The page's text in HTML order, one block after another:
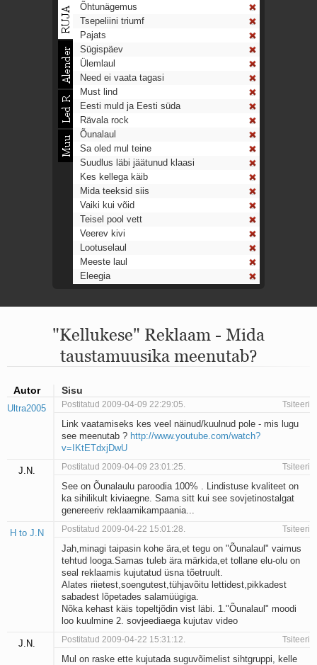
Õhtunägemus
Tsepeliini triumf
Pajats
Sügispäev
Ülemlaul
Need ei vaata tagasi
Must lind
Eesti muld ja Eesti süda
Rävala rock
Õunalaul
Sa oled mul teine
Suudlus läbi jäätunud klaasi
Kes kellega käib
Mida teeksid siis
Vaiki kui võid
Teisel pool vett
Veerev kivi
Lootuselaul
Meeste laul
Eleegia
Ahtumine
Mu isamaa on minu arm
Ma mustas öös näen...
Laul surnud linnust
Oota mind
Ih-ih-hii ja ah-ah-haa
Päikeselapsed
Laul võimalusest
Luigelaul
Ei mullast
Avanemine
Üleminek
Laul teost
Põhi, lõuna, ida, lääs
Elupõline kaja
Omaette
Perekondlik
Kassimäng
Läänemere lained
Valgusemaastikud
Kaks pihtimust
"Kellukese" Reklaam - Mida
taustamuusika meenutab?
Autor Sisu
Ultra2005 Postitatud 2009-04-09 22:29:05. Tsiteeri
Link vaatamiseks kes veel näinud/kuulnud pole - mis lugu
see meenutab ? http://www.youtube.com/watch?
v=IKtETdxjDwU
J.N. Postitatud 2009-04-09 23:01:25. Tsiteeri
See on Õunalaulu paroodia 100% . Lindistuse kvaliteet on
ka sihilikult kiviaegne. Sama sitt kui see sovjetinostalgat
genereeriv reklaamikampaania...
H to J.N Postitatud 2009-04-22 15:01:28. Tsiteeri
Jah,minagi taipasin kohe ära,et tegu on "Õunalaul" vaimus
tehtud looga.Samas tuleb ära märkida,et tollane elu-olu on
seal reklaamis kujutatud üsna tõetruult.
Alates riietest,soengutest,tühjavõitu lettidest,pikkadest
sabadest lõpetades salamüügiga.
Nõka kehast käis topeltjõdin vist läbi. 1."Õunalaul" moodi
loo kuulmine 2. sovjeediaega kujutav video
J.N. Postitatud 2009-04-22 15:31:12. Tsiteeri
Mul on raske ette kujutada suguvõimelist sihtgruppi, kelle